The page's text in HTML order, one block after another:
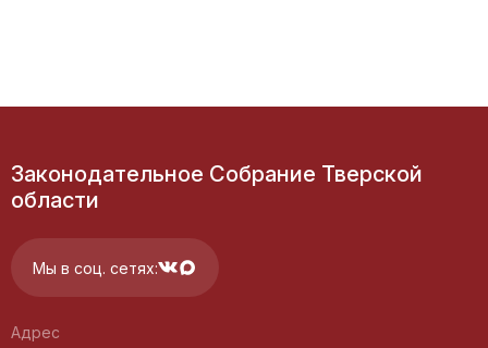
Законодательное Собрание Тверской
области
Мы в соц. сетях:
Адрес